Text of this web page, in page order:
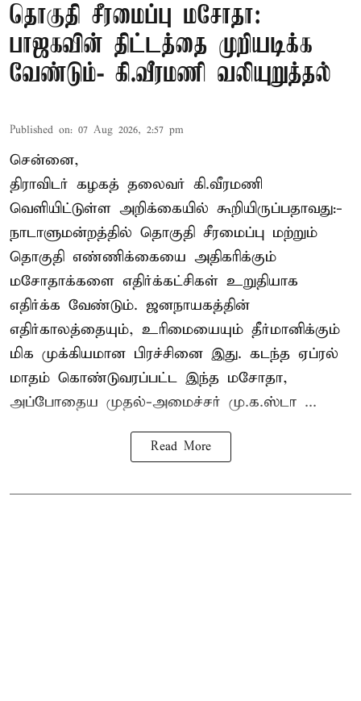
தொகுதி சீரமைப்பு மசோதா:
பாஜகவின் திட்டத்தை முறியடிக்க
வேண்டும்- கி.வீரமணி வலியுறுத்தல்
Published on: 07 Aug 2026, 2:57 pm
சென்னை,
திராவிடர் கழகத் தலைவர் கி.வீரமணி
வெளியிட்டுள்ள அறிக்கையில் கூறியிருப்பதாவது:-
நாடாளுமன்றத்தில் தொகுதி சீரமைப்பு மற்றும்
தொகுதி எண்ணிக்கையை அதிகரிக்கும்
மசோதாக்களை எதிர்க்கட்சிகள் உறுதியாக
எதிர்க்க வேண்டும். ஜனநாயகத்தின்
எதிர்காலத்தையும், உரிமையையும் தீர்மானிக்கும்
மிக முக்கியமான பிரச்சினை இது. கடந்த ஏப்ரல்
மாதம் கொண்டுவரப்பட்ட இந்த மசோதா,
அப்போதைய முதல்-அமைச்சர் மு.க.ஸ்டா ...
Read More